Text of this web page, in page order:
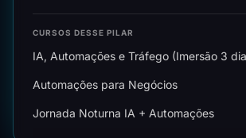
CURSOS DESSE PILAR
IA, Automações e Tráfego (Imersão 3
Automações para Negócios
Jornada Noturna IA + Automações